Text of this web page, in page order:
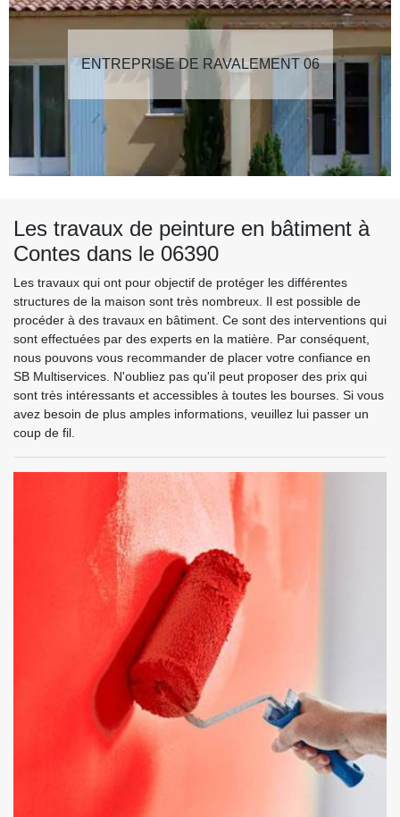
ENTREPRISE DE RAVALEMENT 06
Les travaux de peinture en bâtiment à
Contes dans le 06390
Les travaux qui ont pour objectif de protéger les différentes
structures de la maison sont très nombreux. Il est possible de
procéder à des travaux en bâtiment. Ce sont des interventions qui
sont effectuées par des experts en la matière. Par conséquent,
nous pouvons vous recommander de placer votre confiance en
SB Multiservices. N'oubliez pas qu'il peut proposer des prix qui
sont très intéressants et accessibles à toutes les bourses. Si vous
avez besoin de plus amples informations, veuillez lui passer un
coup de fil.